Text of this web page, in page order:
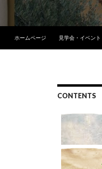
ホームページ
見学会・イベント
CONTENTS